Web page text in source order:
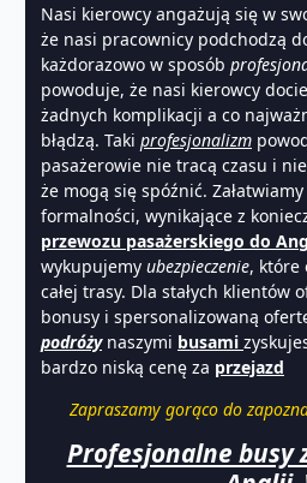
Nasi kierowcy angażują się w
że nasi pracownicy podchodzą
każdorazowo w sposób
powoduje, że nasi kierowcy
żadnych komplikacji a co
błądzą. Taki profesjonalizm
pasażerowie nie tracą czasu i
że mogą się spóźnić.
formalności, wynikające z
przewozu pasażerskiego do
wykupujemy ubezpieczenie, które
całej trasy. Dla stałych klientów
bonusy i spersonalizowaną
podróżynaszymi busami
bardzo niską cenę za przejazd
Zapraszamy gorąco do
Profesjonalne busy